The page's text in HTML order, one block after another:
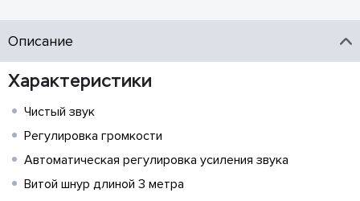
Описание
Характеристики
Чистый звук
Регулировка громкости
Автоматическая регулировка усиления звука
Витой шнур длиной 3 метра